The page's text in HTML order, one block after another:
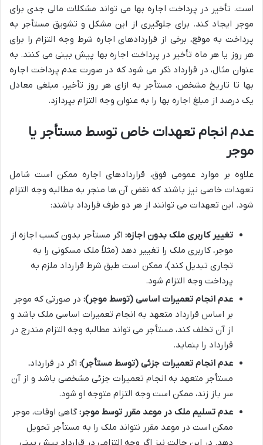
است. تأخیر در پرداخت اجاره بها می تواند مشکلات مالی جدی برای
موجر ایجاد کند. برای جلوگیری از این مشکل و تشویق مستأجر به
پرداخت به موقع، برخی از قراردادهای اجاره شرط وجه التزام را برای
هر روز یا هر ماه تأخیر در پرداخت اجاره بها پیش بینی می کنند. به
عنوان مثال، در قرارداد ذکر می شود که در صورت عدم پرداخت اجاره
بها تا تاریخ مشخص، مستأجر به ازای هر روز تأخیر، مبلغی معادل
یک درصد از مبلغ اجاره بها را به عنوان وجه التزام بپردازد.
عدم انجام تعهدات خاص توسط مستأجر یا
موجر
علاوه بر موارد عمومی فوق، قراردادهای اجاره ممکن است شامل
تعهدات خاصی نیز باشند که نقض آن ها منجر به مطالبه وجه التزام
شود. این تعهدات می توانند از هر دو طرف قرارداد باشند:
تغییر کاربری ملک بدون اجازه: اگر مستأجر بدون کسب اجازه از
موجر، کاربری ملک را تغییر دهد (مثلاً ملک مسکونی را به
تجاری تبدیل کند)، ممکن است طبق شرط قرارداد ملزم به
پرداخت وجه التزام شود.
عدم انجام تعمیرات اساسی (توسط موجر): در صورتی که موجر
بر اساس قرارداد متعهد به انجام تعمیرات اساسی ملک باشد و
از آن تخلف کند، مستأجر می تواند مطالبه وجه التزام مندرج در
قرارداد را بنماید.
عدم انجام تعمیرات جزئی (توسط مستأجر): اگر در قرارداد،
مستأجر متعهد به انجام تعمیرات جزئی مشخصی باشد و از آن
سر باز زند، ممکن است وجه التزام متوجه او شود.
عدم تسلیم ملک در موعد مقرر توسط موجر: گاهی اوقات، موجر
ممکن است در موعد مقرر نتواند ملک را به مستأجر تحویل